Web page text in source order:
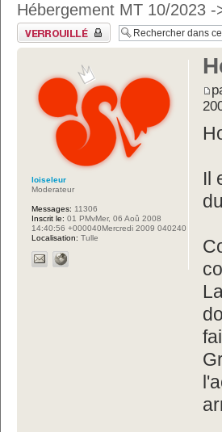
Hébergement MT 10/2023 -
Sujet verrouillé
Il
loiseleur
Moderateur
Messages: 11306
Inscrit le: 01 PMvMer, 06 Aoû 2008
14:40:56 +000040Mercredi 2009 040240
Localisation: Tulle